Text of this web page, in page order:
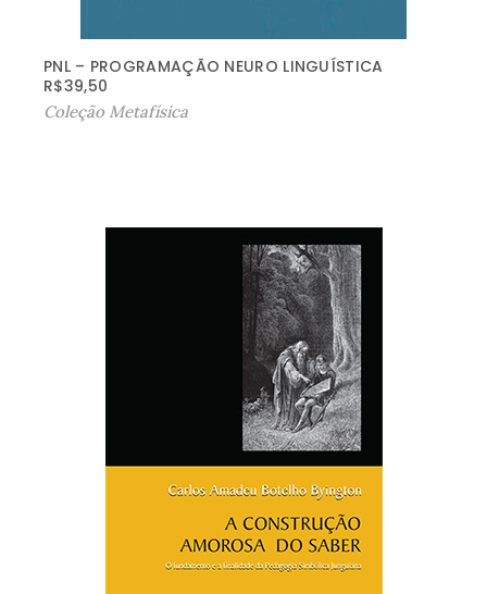
PNL – PROGRAMAÇÃO NEURO LINGUÍSTICA
R$39,50
Coleção Metafísica